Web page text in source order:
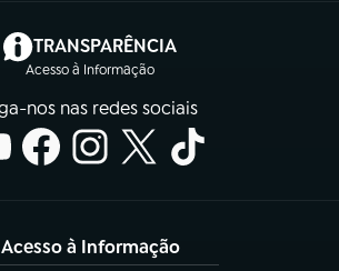
TRANSPARÊNCIA
Acesso à Informação
(abre em nova aba)
nos nas redes sociais
Acesso à Informação